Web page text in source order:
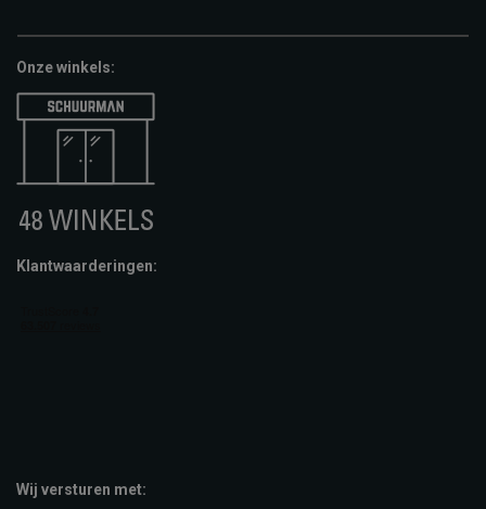
Onze winkels:
Klantwaarderingen:
Wij versturen met: